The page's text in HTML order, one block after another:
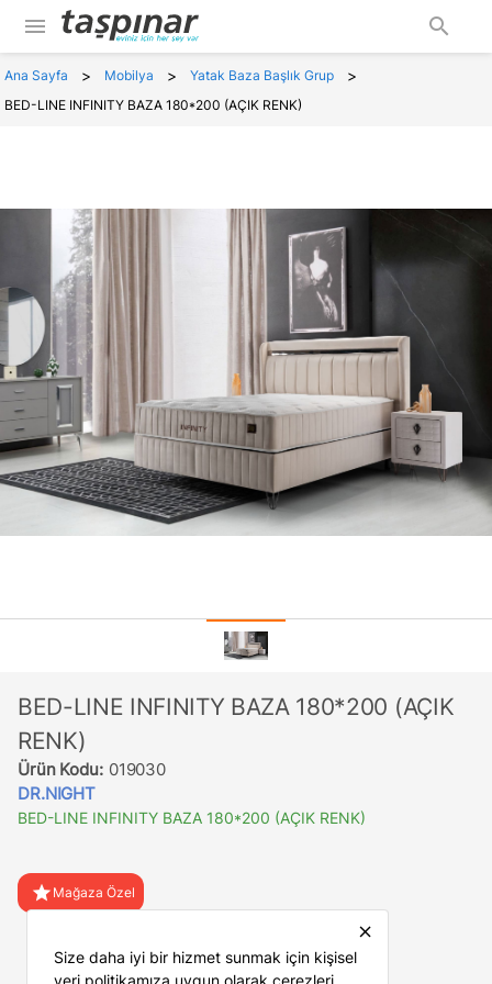
menu search
Ana Sayfa > Mobilya > Yatak Baza Başlık Grup >
BED-LINE INFINITY BAZA 180*200 (AÇIK RENK)
BED-LINE INFINITY BAZA 180*200 (AÇIK
RENK)
Ürün Kodu: 019030
DR.NIGHT
BED-LINE INFINITY BAZA 180*200 (AÇIK RENK)
star Mağaza Özel
close
Size daha iyi bir hizmet sunmak için kişisel
veri politikamıza uygun olarak çerezleri